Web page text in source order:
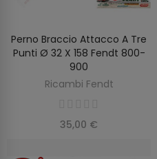
AGGIUNGI AL CARRELLO
Perno Braccio Attacco A Tre
Punti Ø 32 X 158 Fendt 800-
900
Ricambi Fendt
35,00 €